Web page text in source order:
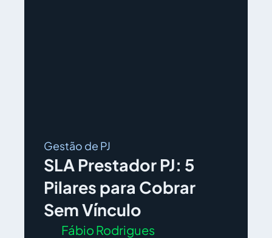
Gestão de PJ
SLA Prestador PJ: 5
Pilares para Cobrar
Sem Vínculo
Fábio Rodrigues